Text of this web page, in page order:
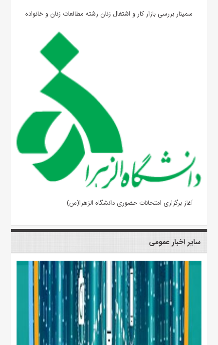
سمینار بررسی بازار کار و اشتغال زنان رشته مطالعات زنان و خانواده
آغاز برگزاری امتحانات حضوری دانشگاه الزهرا(س)
سایر اخبار عمومی